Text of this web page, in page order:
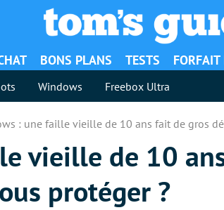
BONS PLANS TESTS
Windows Freebox Ultra
: une faille vieille de 10 ans fait de gros
vieille de 10
protéger ?